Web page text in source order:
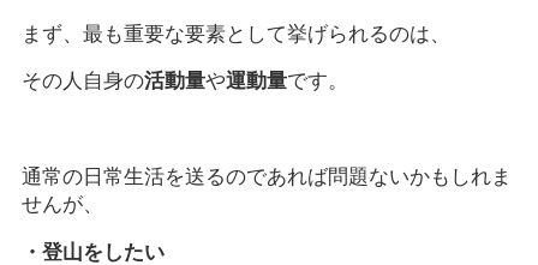
まず、最も重要な要素として挙げられるのは、
その人自身の活動量や運動量です。
通常の日常生活を送るのであれば問題ないかもしれま
せんが、
・登山をしたい